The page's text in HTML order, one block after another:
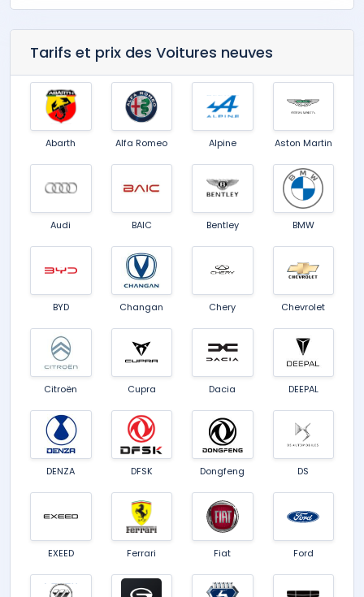
Tarifs et prix des Voitures neuves
Abarth Alfa Romeo Alpine Aston Martin
Audi BAIC Bentley BMW
BYD Changan Chery Chevrolet
Citroën Cupra Dacia DEEPAL
DENZA DFSK Dongfeng DS
EXEED Ferrari Fiat Ford